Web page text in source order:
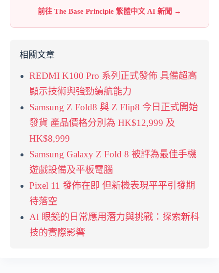
前往 The Base Principle 繁體中文 AI 新聞 →
相關文章
REDMI K100 Pro 系列正式發佈 具備超高
顯示技術與強勁續航能力
Samsung Z Fold8 與 Z Flip8 今日正式開始
發貨 產品價格分別為 HK$12,999 及
HK$8,999
Samsung Galaxy Z Fold 8 被評為最佳手機
遊戲設備及平板電腦
Pixel 11 發佈在即 但新機表現平平引發期
待落空
AI 眼鏡的日常應用潛力與挑戰：探索新科
技的實際影響